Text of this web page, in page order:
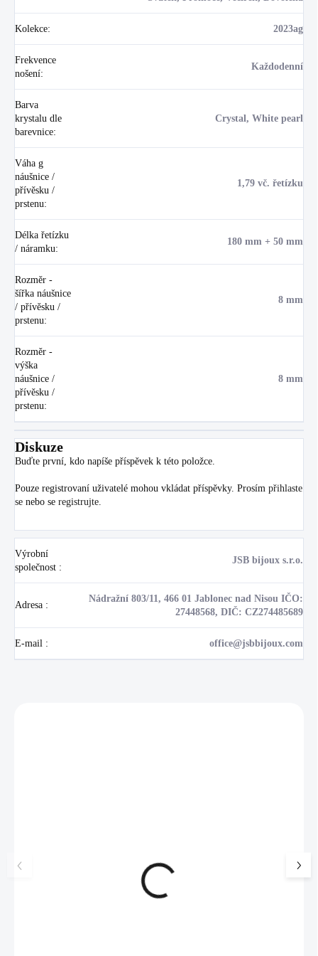
Kolekce: 2023ag
Frekvence
nošení:
Každodenní
Barva
krystalu dle
barevnice:
Crystal, White pearl
Váha g
náušnice /
přívěsku /
prstenu:
1,79 vč. řetízku
Délka řetízku
/ náramku:
180 mm + 50 mm
Rozměr -
šířka náušnice
/ přívěsku /
prstenu:
8 mm
Rozměr -
výška
náušnice /
přívěsku /
prstenu:
8 mm
Diskuze
Buďte první, kdo napíše příspěvek k této položce.
Pouze registrovaní uživatelé mohou vkládat příspěvky. Prosím přihlaste
se nebo se registrujte
Výrobní
společnost :
JSB bijoux s.r.o.
Adresa :
Nádražní 803/11, 466 01 Jablonec nad Nisou IČO:
27448568, DIČ: CZ274485689
E-mail : office@jsbbijoux.com